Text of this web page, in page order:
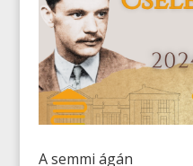
A semmi ágán